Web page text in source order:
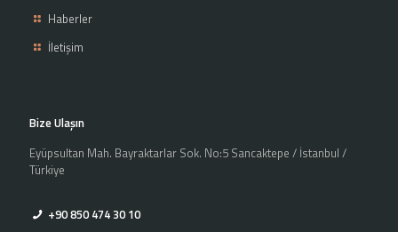
Haberler
İletişim
Bize Ulaşın
Eyüpsultan Mah. Bayraktarlar Sok. No:5 Sancaktepe / İstanbul /
Türkiye
+90 850 474 30 10